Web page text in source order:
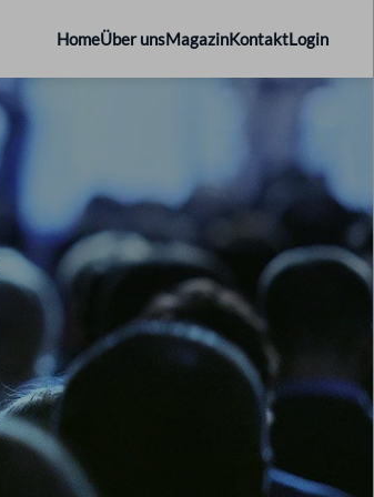
HomeÜber unsMagazinKontaktLogin